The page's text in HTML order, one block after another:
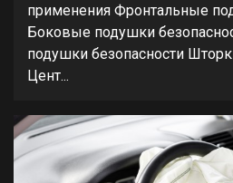
применения Фронтальные
Боковые подушки
подушки безопасности
Цент...